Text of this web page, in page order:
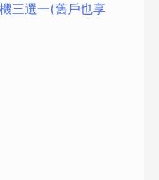
三選一(舊戶也享